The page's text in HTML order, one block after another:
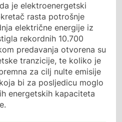
je elektroenergetski
rasta potrošnje
električne energije iz
rekordnih 10.700
predavanja otvorena su
tranzicije, te koliko je
za cilj nulte emisije
bi za posljedicu moglo
energetskih kapaciteta